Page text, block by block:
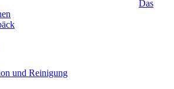
Das
und Reinigung